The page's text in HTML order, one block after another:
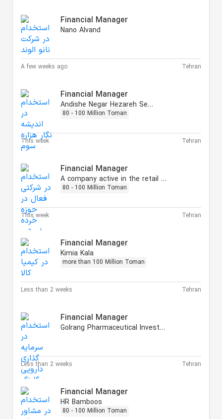
Financial Manager
Nano Alvand
A few weeks ago Tehran
Financial Manager
Andishe Negar Hezareh Sevvom
80 - 100 Million Toman
This week Tehran
Financial Manager
A company active in the retail sector
80 - 100 Million Toman
This week Tehran
Financial Manager
Kimia Kala
more than 100 Million Toman
Less than 2 weeks Tehran
Financial Manager
Golrang Pharmaceutical Investment
Less than 2 weeks Tehran
Financial Manager
HR Bamboos
80 - 100 Million Toman